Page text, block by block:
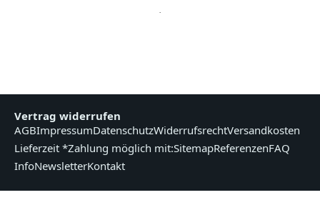
.
Vertrag widerrufen
AGBImpressumDatenschutzWiderrufsrechtVersandkosten
Lieferzeit *Zahlung möglich mit:SitemapReferenzenFAQ
InfoNewsletterKontakt